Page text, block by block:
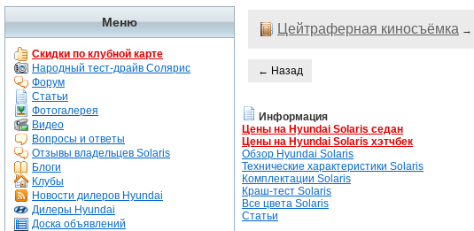
Меню
Скидки по клубной карте
Народный тест-драйв Солярис
Форум
Статьи
Фотогалерея
Видео
Вопросы и ответы
Отзывы владельцев Solaris
Блоги
Клубы
Новости дилеров Hyundai
Дилеры Hyundai
Доска объявлений
Цейтраферная киносъёмка →
← Назад
Информация
Цены на Hyundai Solaris седан
Цены на Hyundai Solaris хэтчбек
Обзор Hyundai Solaris
Технические характеристики Solaris
Комплектации Solaris
Краш-тест Solaris
Все цвета Solaris
Статьи